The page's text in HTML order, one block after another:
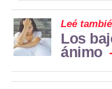
Leé
Los
ánimo